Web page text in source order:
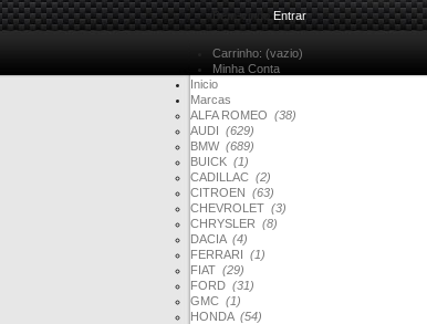
Bem-vindoEntrar
Carrinho: (vazio)
Minha Conta
Inicio
Marcas
ALFA ROMEO (38)
AUDI (629)
BMW (689)
BUICK (1)
CADILLAC (2)
CITROEN (63)
CHEVROLET (3)
CHRYSLER (8)
DACIA (4)
FERRARI (1)
FIAT (29)
FORD (31)
GMC (1)
HONDA (54)